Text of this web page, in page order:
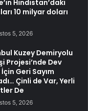
Hindistan’daki
10 milyar doları
5, 2026
Kuzey Demiryolu
Projesi’nde Dev
Geri Sayım
Çinli de Var, Yerli
De
5, 2026